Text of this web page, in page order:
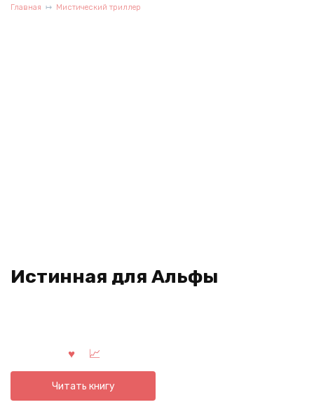
Главная Мистический триллер
Истинная для Альфы
Читать книгу